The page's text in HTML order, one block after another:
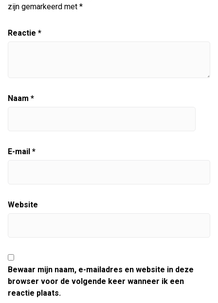
zijn gemarkeerd met *
Reactie *
Naam *
E-mail *
Website
Bewaar mijn naam, e-mailadres en website in deze
browser voor de volgende keer wanneer ik een
reactie plaats.